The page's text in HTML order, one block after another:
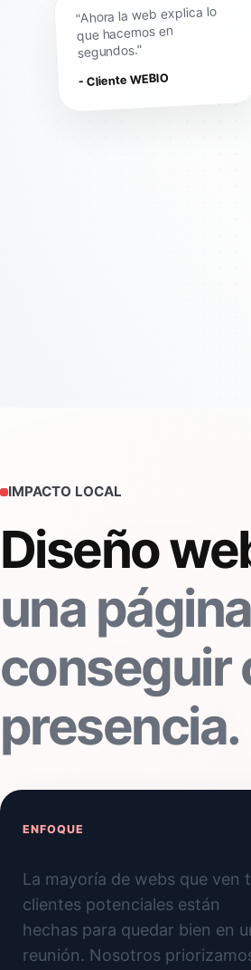
"Ahora la web explica lo
que hacemos en
segundos."
- Cliente WEBIO
IMPACTO LOCAL
Diseño
una
conseguir
presencia.
ENFOQUE
La mayoría de webs que ven
clientes potenciales están
hechas para quedar bien en
reunión. Nosotros